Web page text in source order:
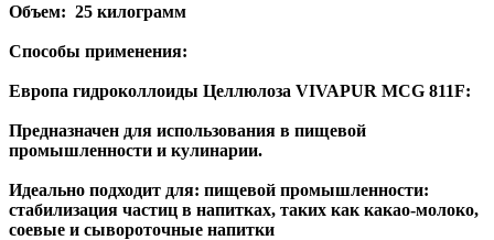
Объем: 25 килограмм
Способы применения:
Европа гидроколлоиды Целлюлоза VIVAPUR MCG 811F:
Предназначен для использования в пищевой
промышленности и кулинарии.
Идеально подходит для: пищевой промышленности:
стабилизация частиц в напитках, таких как какао-молоко,
соевые и сывороточные напитки